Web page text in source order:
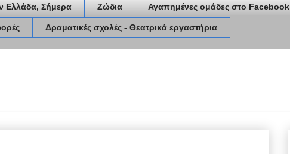
Ελλάδα, Σήμερα Ζώδια Αγαπημένες ομάδες στο Facebook
Δραματικές σχολές - Θεατρικά εργαστήρια